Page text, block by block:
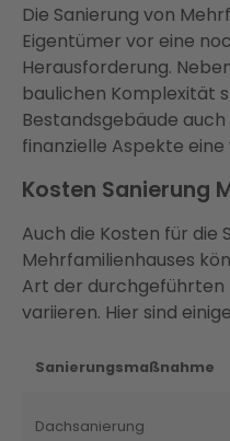
Die Sanierung von
Eigentümer vor eine
Herausforderung.
baulichen Komplexität
Bestandsgebäude
finanzielle Aspekte eine
Kosten Sanierung
Auch die Kosten für die
Mehrfamilienhauses
Art der
variieren. Hier sind
Sanierungsmaßnahme
Dachsanierung